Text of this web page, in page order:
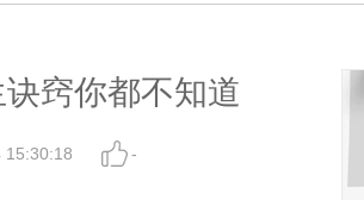
窍你都不知道
15:30:18 -